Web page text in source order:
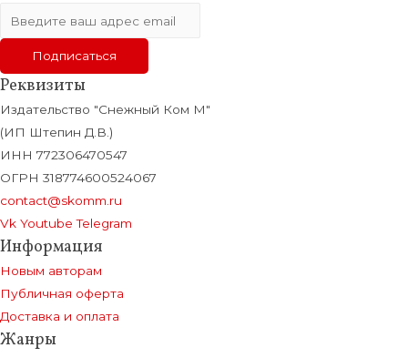
Реквизиты
Издательство "Снежный Ком М"
(ИП Штепин Д.В.)
ИНН 772306470547
ОГРН 318774600524067
contact@skomm.ru
Vk Youtube Telegram
Информация
Новым авторам
Публичная оферта
Доставка и оплата
Жанры